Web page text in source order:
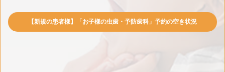
【新規の患者様】「お子様の虫歯・予防歯科」予約の空き状況